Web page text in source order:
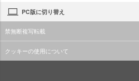
PC版に切り替え
禁無断複写転載
クッキーの使用について